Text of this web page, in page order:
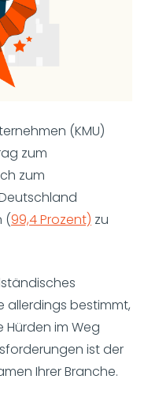
(KMU)
zum
zum
(99,4 Prozent) zu
allerdings bestimmt,
im Weg
ist der
Ihrer Branche.